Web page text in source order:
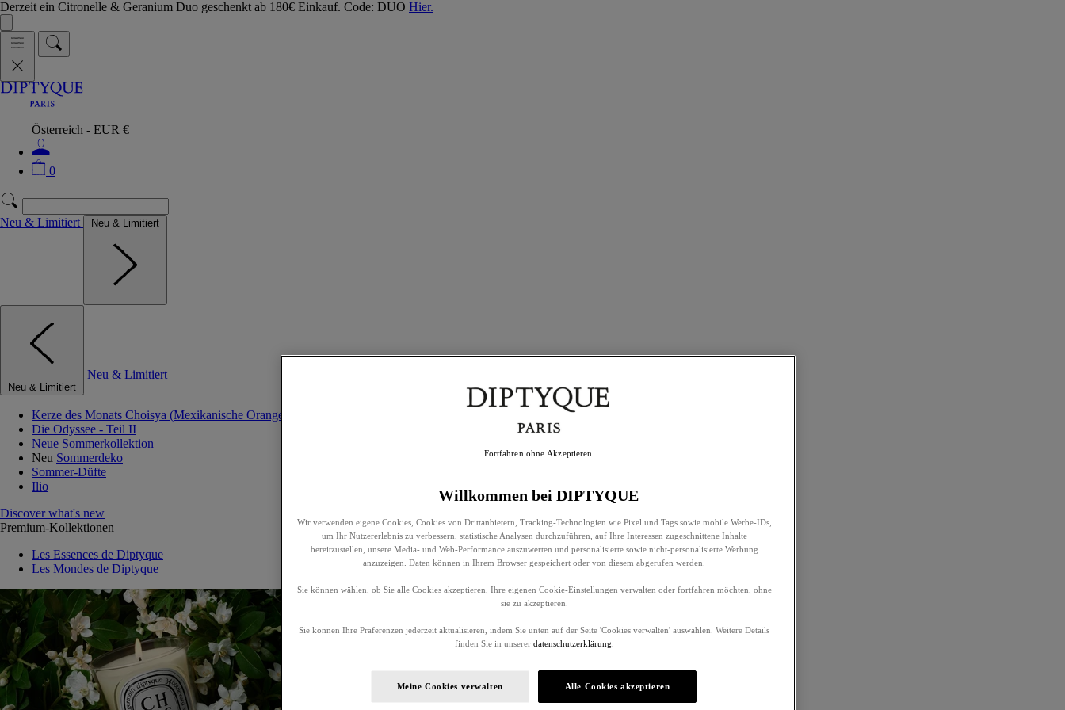
Derzeit ein Citronelle & Geranium Duo geschenkt ab 180€ Einkauf. Code: DUO Hier.
Österreich - EUR €
0
Neu & Limitiert Neu & Limitiert
Neu & Limitiert
Neu & Limitiert
Kerze des Monats Choisya (Mexikanische Orangenblume)
Die Odyssee - Teil II
Neue Sommerkollektion
Neu Sommerdeko
Sommer-Düfte
Ilio
Discover what's new
Premium-Kollektionen
Les Essences de Diptyque
Les Mondes de Diptyque
Willkommen bei DIPTYQUE
Wir verwenden eigene Cookies, Cookies von Drittanbietern, Tracking-Technologien wie Pixel und Tags sowie mobile Werbe-IDs,
um Ihr Nutzererlebnis zu verbessern, statistische Analysen durchzuführen, auf Ihre Interessen zugeschnittene Inhalte
bereitzustellen, unsere Media- und Web-Performance auszuwerten und personalisierte sowie nicht-personalisierte Werbung
anzuzeigen. Daten können in Ihrem Browser gespeichert oder von diesem abgerufen werden.
Sie können wählen, ob Sie alle Cookies akzeptieren, Ihre eigenen Cookie-Einstellungen verwalten oder fortfahren möchten, ohne
sie zu akzeptieren.
Sie können Ihre Präferenzen jederzeit aktualisieren, indem Sie unten auf der Seite 'Cookies verwalten' auswählen. Weitere Details
finden Sie in unserer datenschutzerklärung.
Meine Cookies verwalten Alle Cookies akzeptieren
Fortfahren ohne Akzeptieren